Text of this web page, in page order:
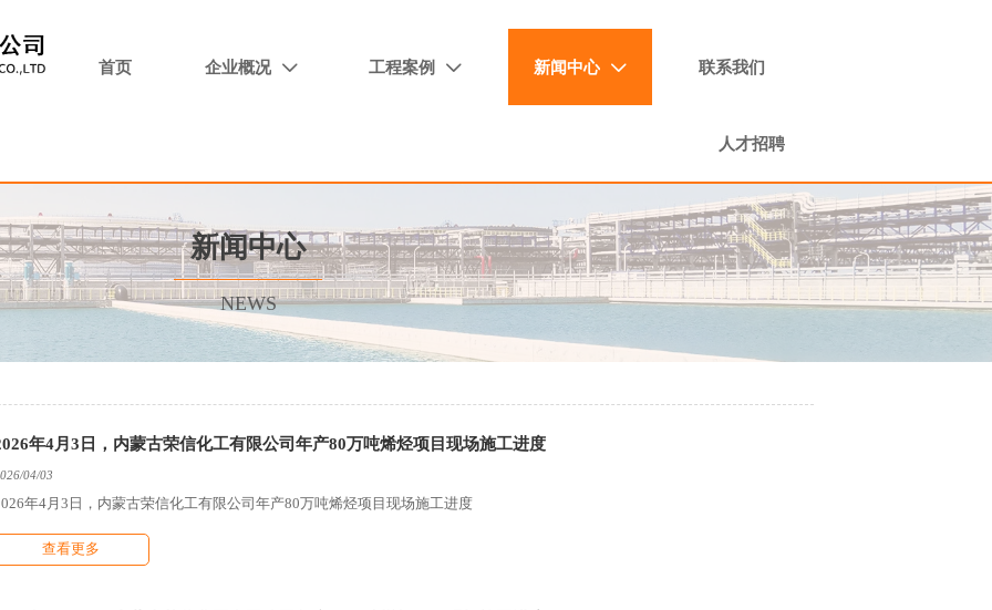
首页 企业概况  工程案例  新闻中心  联系我们
人才招聘
新闻中心
NEWS
年4月3日，内蒙古荣信化工有限公司年产80万吨烯烃项目现场施工进度
04/03
年4月3日，内蒙古荣信化工有限公司年产80万吨烯烃项目现场施工进度
查看更多